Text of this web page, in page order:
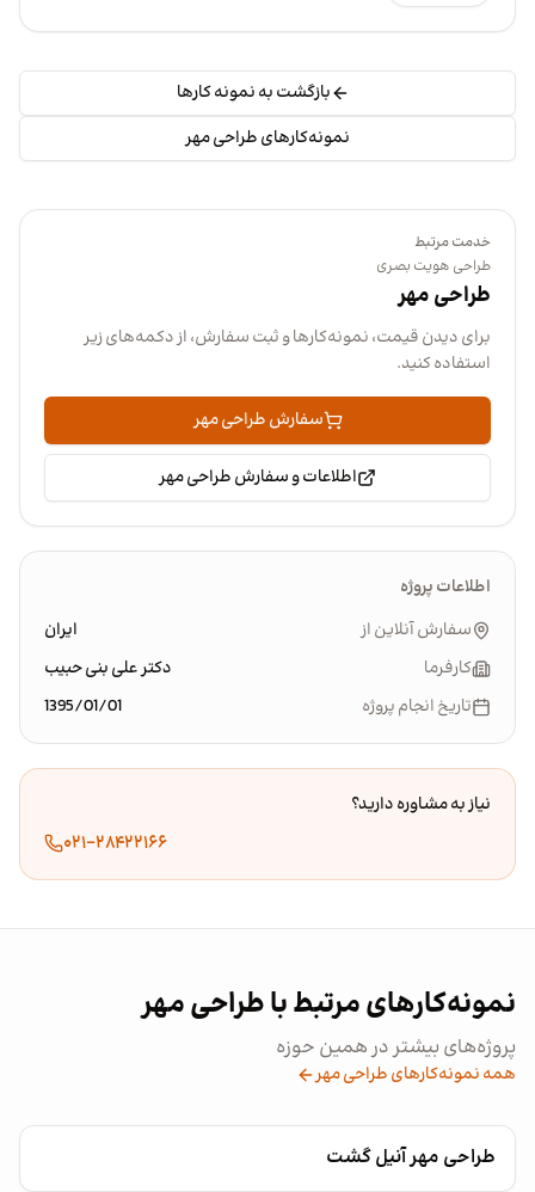
بازگشت به نمونه کارها
نمونه‌کارهای طراحی مهر
خدمت مرتبط
طراحی هویت بصری
طراحی مهر
برای دیدن قیمت، نمونه‌کارها و ثبت سفارش، از دکمه‌های زیر
استفاده کنید.
سفارش طراحی مهر
اطلاعات و سفارش طراحی مهر
اطلاعات پروژه
سفارش آنلاین از
ایران
کارفرما
دکتر علی بنی حبیب
تاریخ انجام پروژه
1395/01/01
نیاز به مشاوره دارید؟
۰۲۱-۲۸۴۲۲۱۶۶
نمونه‌کارهای مرتبط با طراحی مهر
پروژه‌های بیشتر در همین حوزه
همه نمونه‌کارهای طراحی مهر
طراحی مهر آنیل گشت